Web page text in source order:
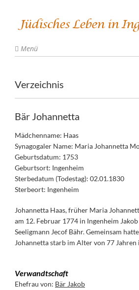
Menü
Verzeichnis
Bär Johannetta
Mädchenname: Haas
Synagogaler Name: Maria Johannetta
Geburtsdatum: 1753
Geburtsort: Ingenheim
Sterbedatum (Todestag): 02.01.1830
Sterbeort: Ingenheim
Johannetta Haas, früher Maria
am 12. Februar 1774 in Ingenheim
Seeligmann Jecof Bähr. Gemeinsam
Johannetta starb im Alter von 77 Jahren
Verwandtschaft
Ehefrau von: Bär Jakob